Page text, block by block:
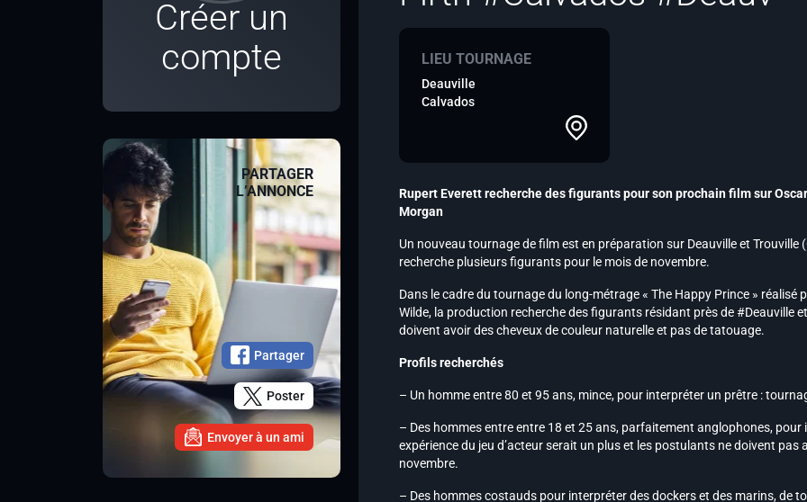
Créer un
compte
PARTAGER
L’ANNONCE
Partager
Poster
Envoyer à un ami
LIEU TOURNAGE
Deauville
Calvados
Rupert Everett recherche des figurants pour son prochain film sur
Morgan
Un nouveau tournage de film est en préparation sur Deauville et
recherche plusieurs figurants pour le mois de novembre.
Dans le cadre du tournage du long-métrage « The Happy Prince » réalisé
Wilde, la production recherche des figurants résidant près de #Deauville
doivent avoir des cheveux de couleur naturelle et pas de tatouage.
Profils recherchés
– Un homme entre 80 et 95 ans, mince, pour interpréter un prêtre :
– Des hommes entre entre 18 et 25 ans, parfaitement anglophones,
expérience du jeu d’acteur serait un plus et les postulants ne doivent
novembre.
– Des hommes costauds pour interpréter des dockers et des marins, de